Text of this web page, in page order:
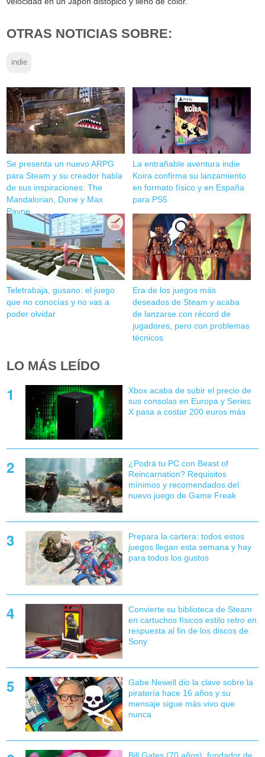
OTRAS NOTICIAS SOBRE:
indie
Se presenta un nuevo ARPG
para Steam y su creador habla
de sus inspiraciones: The
Mandalorian, Dune y Max
Payne
La entrañable aventura indie
Koira confirma su lanzamiento
en formato físico y en España
para PS5
Teletrabaja, gusano: el juego
que no conocías y no vas a
poder olvidar
Era de los juegos más
deseados de Steam y acaba
de lanzarse con récord de
jugadores, pero con problemas
técnicos
LO MÁS LEÍDO
Xbox acaba de subir el precio de
sus consolas en Europa y Series
X pasa a costar 200 euros más
¿Podrá tu PC con Beast of
Reincarnation? Requisitos
mínimos y recomendados del
nuevo juego de Game Freak
Prepara la cartera: todos estos
juegos llegan esta semana y hay
para todos los gustos
Convierte su biblioteca de Steam
en cartuchos físicos estilo retro en
respuesta al fin de los discos de
Sony
Gabe Newell dio la clave sobre la
piratería hace 16 años y su
mensaje sigue más vivo que
nunca